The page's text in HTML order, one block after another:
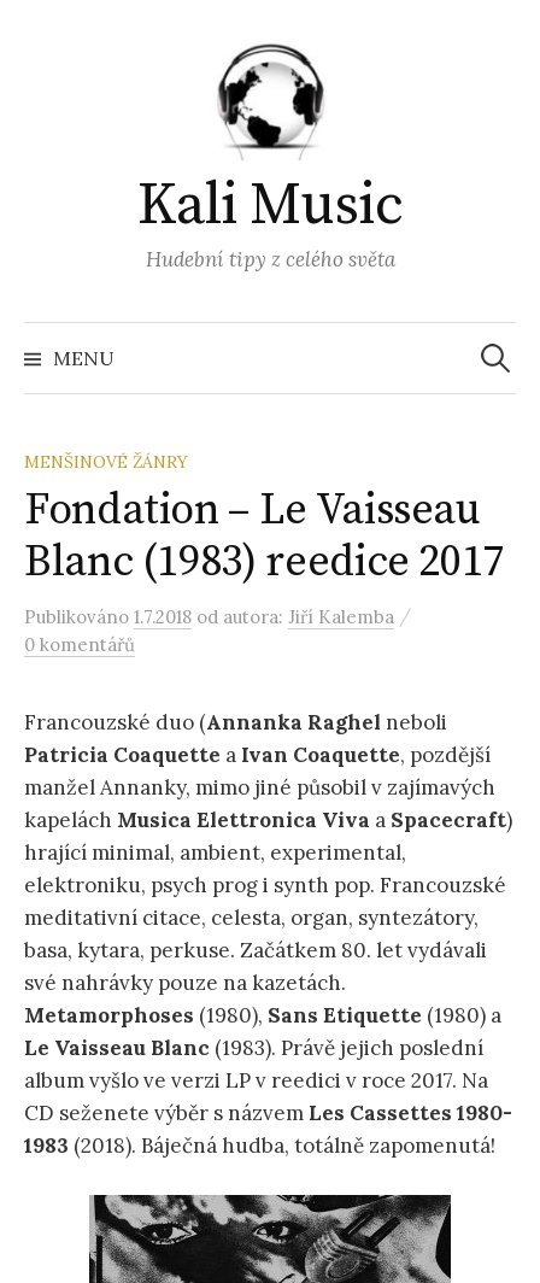
Kali Music
Hudební tipy z celého světa
MENU
MENŠINOVÉ ŽÁNRY
Fondation – Le Vaisseau
Blanc (1983) reedice 2017
Publikováno 1.7.2018 od autora: Jiří Kalemba /
0 komentářů
Francouzské duo (Annanka Raghel neboli
Patricia Coaquette a Ivan Coaquette, pozdější
manžel Annanky, mimo jiné působil v zajímavých
kapelách Musica Elettronica Viva a Spacecraft)
hrající minimal, ambient, experimental,
elektroniku, psych prog i synth pop. Francouzské
meditativní citace, celesta, organ, syntezátory,
basa, kytara, perkuse. Začátkem 80. let vydávali
své nahrávky pouze na kazetách.
Metamorphoses (1980), Sans Etiquette (1980) a
Le Vaisseau Blanc (1983). Právě jejich poslední
album vyšlo ve verzi LP v reedici v roce 2017. Na
CD seženete výběr s názvem Les Cassettes 1980-
1983 (2018). Báječná hudba, totálně zapomenutá!